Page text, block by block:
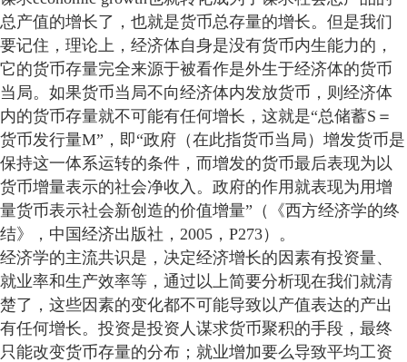
总产值的增长了，也就是货币总存量的增长。但是我们
要记住，理论上，经济体自身是没有货币内生能力的，
它的货币存量完全来源于被看作是外生于经济体的货币
当局。如果货币当局不向经济体内发放货币，则经济体
内的货币存量就不可能有任何增长，这就是“总储蓄S＝
货币发行量M”，即“政府（在此指货币当局）增发货币是
保持这一体系运转的条件，而增发的货币最后表现为以
货币增量表示的社会净收入。政府的作用就表现为用增
量货币表示社会新创造的价值增量”（《西方经济学的终
结》，中国经济出版社，2005，P273）。
经济学的主流共识是，决定经济增长的因素有投资量、
就业率和生产效率等，通过以上简要分析现在我们就清
楚了，这些因素的变化都不可能导致以产值表达的产出
有任何增长。投资是投资人谋求货币聚积的手段，最终
只能改变货币存量的分布；就业增加要么导致平均工资